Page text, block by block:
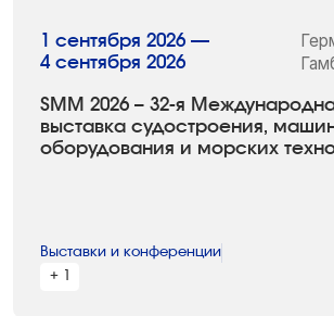
SMM 2026 – 32-я
выставка судостроения,
оборудования и морских
1 сентября 2026 —
4 сентября 2026
Выставки и конференции
+ 1